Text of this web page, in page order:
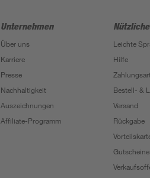
Unternehmen
Über uns
Karriere
Presse
Nachhaltigkeit
Auszeichnungen
Affiliate-Programm
Leichte
Hilfe
Bestell- &
Versand
Rückgabe
Gutscheine